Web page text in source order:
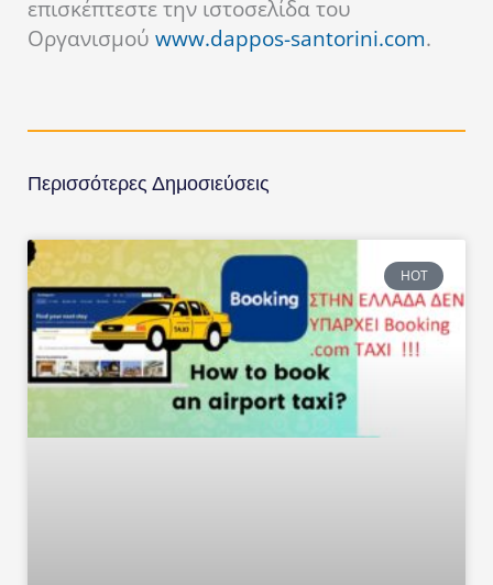
επισκέπτεστε την ιστοσελίδα του
Οργανισμού www.dappos-santorini.com.
Περισσότερες Δημοσιεύσεις
HOT